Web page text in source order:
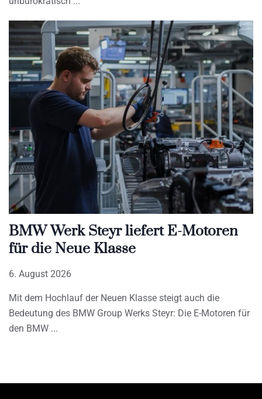
BMW Werk Steyr liefert E-Motoren
für die Neue Klasse
6. August 2026
Mit dem Hochlauf der Neuen Klasse steigt auch die
Bedeutung des BMW Group Werks Steyr: Die E-Motoren für
den BMW